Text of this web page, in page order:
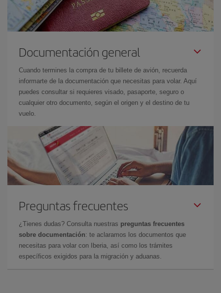
Documentación general
Cuando termines la compra de tu billete de avión, recuerda
informarte de la documentación que necesitas para volar. Aquí
puedes consultar si requieres visado, pasaporte, seguro o
cualquier otro documento, según el origen y el destino de tu
vuelo.
Preguntas frecuentes
¿Tienes dudas? Consulta nuestras preguntas frecuentes
sobre documentación: te aclaramos los documentos que
necesitas para volar con Iberia, así como los trámites
específicos exigidos para la migración y aduanas.